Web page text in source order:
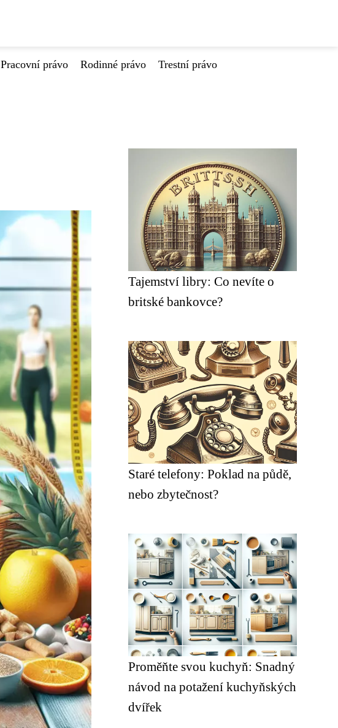
Pracovní právo Rodinné právo
Trestní právo
Tajemství libry: Co nevíte o
britské bankovce?
Staré telefony: Poklad na půdě,
nebo zbytečnost?
Proměňte svou kuchyň: Snadný
návod na potažení kuchyňských
dvířek